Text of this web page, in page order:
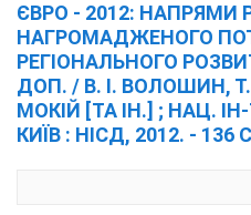
ЄВРО - 2012: НАПРЯМИ
НАГРОМАДЖЕНОГО
РЕГІОНАЛЬНОГО
ДОП. / В. І. ВОЛОШИН, Т.
МОКІЙ [ТА ІН.] ; НАЦ.
КИЇВ : НІСД, 2012. - 136